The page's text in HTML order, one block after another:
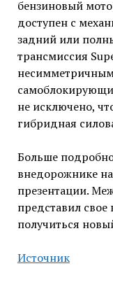
бензиновый
доступен с
задний или
трансмиссия
не исключено,
гибридная
Больше
внедорожнике
презентации.
представил
получиться
Источник